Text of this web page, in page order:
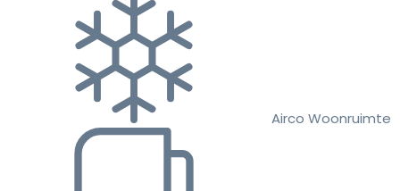
Airco Woonruimte